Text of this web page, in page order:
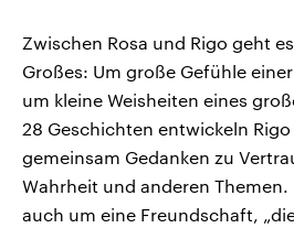
Zwischen Rosa und Rigo geht
Großes: Um große Gefühle
um kleine Weisheiten eines
28 Geschichten entwickeln Rigo
gemeinsam Gedanken zu
Wahrheit und anderen
auch um eine Freundschaft,